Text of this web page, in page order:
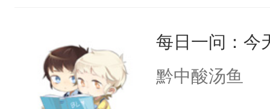
第五年，沛帝
三皇子云黎晗
每日一问：今
黔中酸汤鱼